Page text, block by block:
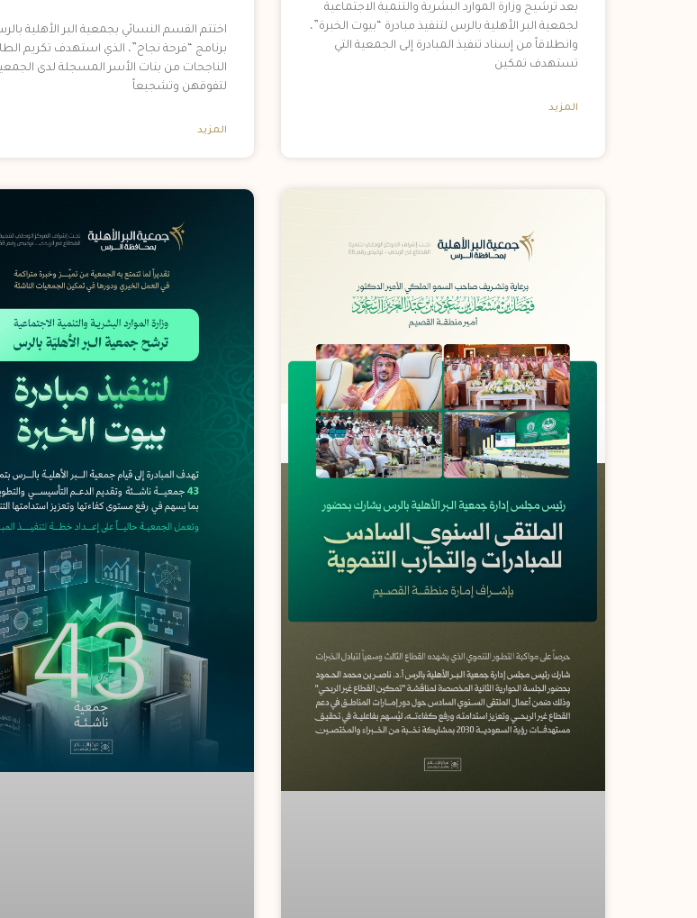
بعد ترشيح وزارة الموارد البشرية والتنمية الاجتماعية
لجمعية البر الأهلية بالرس لتنفيذ مبادرة “بيوت الخبرة”،
وانطلاقاً من إسناد تنفيذ المبادرة إلى الجمعية التي
تستهدف تمكين
المزيد
اختتم القسم النسائي بجمعية البر الأهلية
برنامج “فرحة نجاح”، الذي استهدف تكريم
الناجحات من بنات الأسر المسجلة لدى
لتفوقهن وتشجيعاً
المزيد